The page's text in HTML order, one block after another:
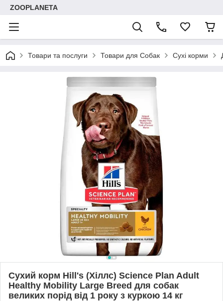
ZOOPLANETA
Товари та послуги Товари для Собак Сухі корми
Сухий корм Hill's (Хіллс) Science Plan Adult
Healthy Mobility Large Breed для собак
великих порід від 1 року з куркою 14 кг